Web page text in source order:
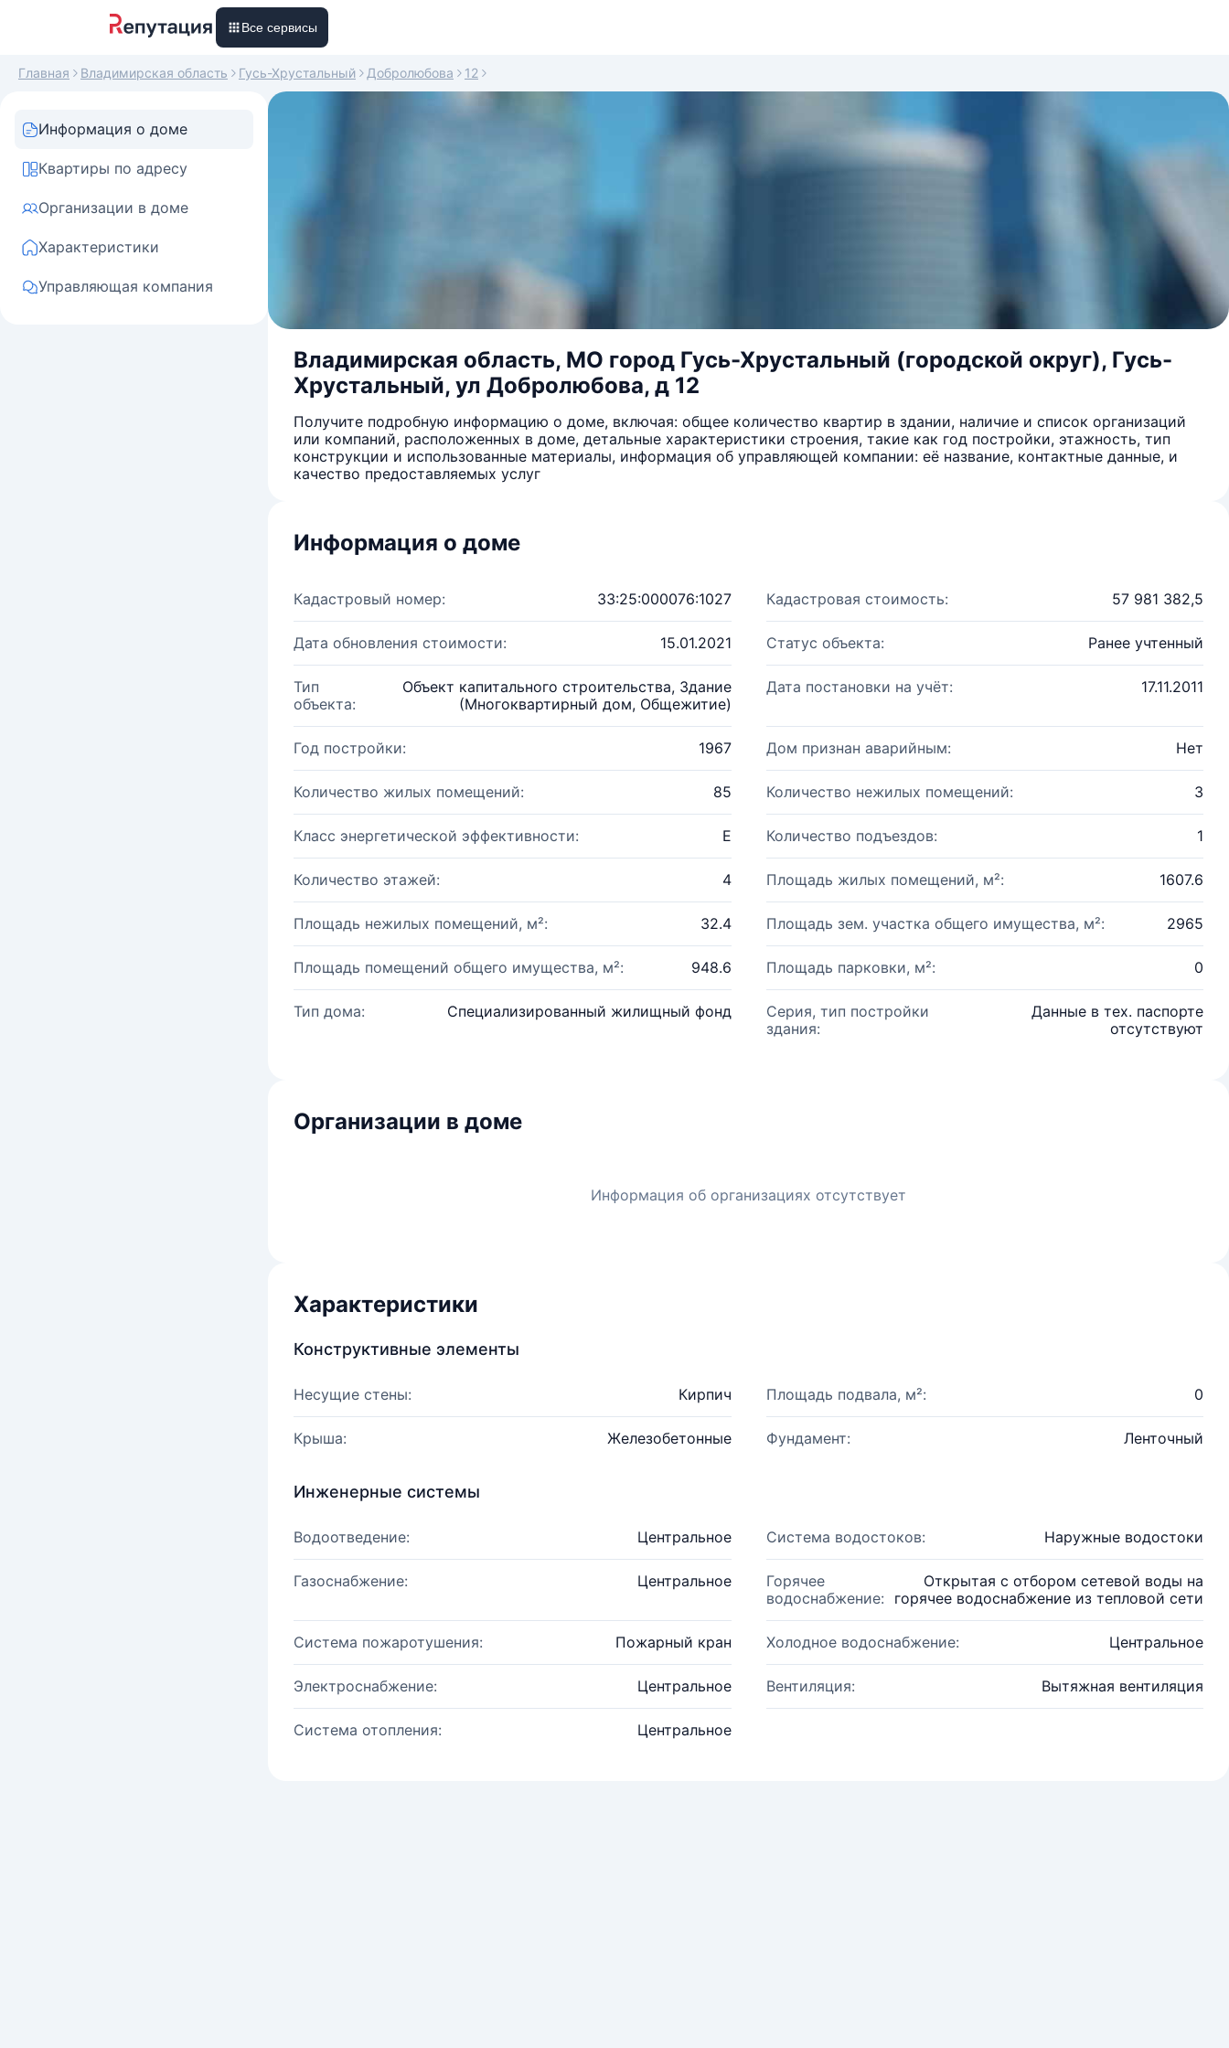
Все сервисы
Главная Владимирская область Гусь-Хрустальный Добролюбова 12
Информация о доме
Квартиры по адресу
Организации в доме
Характеристики
Управляющая компания
Владимирская область, МО город Гусь-Хрустальный (городской округ), Гусь-
Хрустальный, ул Добролюбова, д 12
Получите подробную информацию о доме, включая: общее количество квартир в здании, наличие и список организаций
или компаний, расположенных в доме, детальные характеристики строения, такие как год постройки, этажность, тип
конструкции и использованные материалы, информация об управляющей компании: её название, контактные данные, и
качество предоставляемых услуг
Информация о доме
Кадастровый номер: 33:25:000076:1027 Кадастровая стоимость: 57 981 382,5
Дата обновления стоимости: 15.01.2021 Статус объекта: Ранее учтенный
Тип
объекта:
Объект капитального строительства, Здание
(Многоквартирный дом, Общежитие)
Дата постановки на учёт: 17.11.2011
Год постройки: 1967 Дом признан аварийным: Нет
Количество жилых помещений: 85 Количество нежилых помещений: 3
Класс энергетической эффективности: E Количество подъездов: 1
Количество этажей: 4 Площадь жилых помещений, м²: 1607.6
Площадь нежилых помещений, м²: 32.4 Площадь зем. участка общего имущества, м²: 2965
Площадь помещений общего имущества, м²: 948.6 Площадь парковки, м²: 0
Тип дома: Специализированный жилищный фонд
Серия, тип постройки
здания:
Данные в тех. паспорте
отсутствуют
Организации в доме
Информация об организациях отсутствует
Характеристики
Конструктивные элементы
Несущие стены: Кирпич Площадь подвала, м²: 0
Крыша: Железобетонные Фундамент: Ленточный
Инженерные системы
Водоотведение: Центральное Система водостоков: Наружные водостоки
Газоснабжение: Центральное
Горячее
водоснабжение:
Открытая с отбором сетевой воды на
горячее водоснабжение из тепловой сети
Система пожаротушения: Пожарный кран Холодное водоснабжение: Центральное
Электроснабжение: Центральное Вентиляция: Вытяжная вентиляция
Система отопления: Центральное